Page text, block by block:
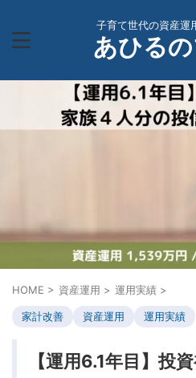
子育て世代の資産運
あひる
HOME > 資産運用 > 運用実績 >
家計改善 資産運用 運用実績
【運用6.1年目】投